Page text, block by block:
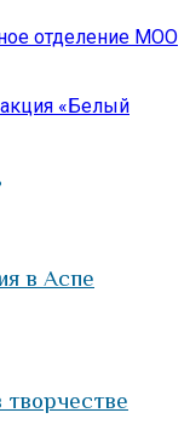
отделение МОО
«Белый
в Аспе